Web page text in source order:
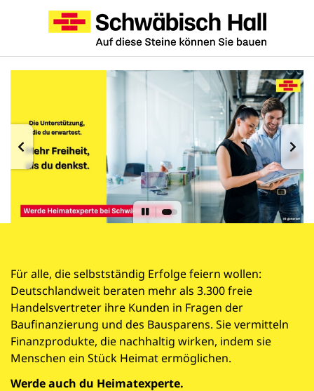
Für alle, die selbstständig Erfolge feiern wollen:
Deutschlandweit beraten mehr als 3.300 freie
Handelsvertreter ihre Kunden in Fragen der
Baufinanzierung und des Bausparens. Sie vermitteln
Finanzprodukte, die nachhaltig wirken, indem sie
Menschen ein Stück Heimat ermöglichen.
Werde auch du Heimatexperte.